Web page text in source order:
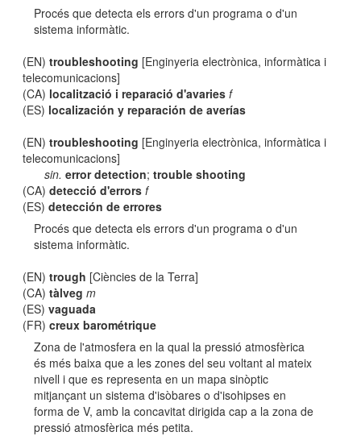
Procés que detecta els errors d'un programa o d'un
sistema informàtic.
(EN)troubleshooting [Enginyeria electrònica, informàtica i
telecomunicacions]
(CA) localització i reparació d'avaries f
(ES) localización y reparación de averías
(EN)troubleshooting [Enginyeria electrònica, informàtica i
telecomunicacions]
sin. error detection; trouble shooting
(CA)detecció d'errors f
(ES)detección de errores
Procés que detecta els errors d'un programa o d'un
sistema informàtic.
(EN)trough [Ciències de la Terra]
(CA)tàlveg m
(ES)vaguada
(FR)creux barométrique
Zona de l'atmosfera en la qual la pressió atmosfèrica
és més baixa que a les zones del seu voltant al mateix
nivell i que es representa en un mapa sinòptic
mitjançant un sistema d'isòbares o d'isohipses en
forma de V, amb la concavitat dirigida cap a la zona de
pressió atmosfèrica més petita.